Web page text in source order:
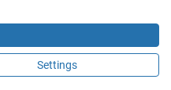
Luxembourg
Settings